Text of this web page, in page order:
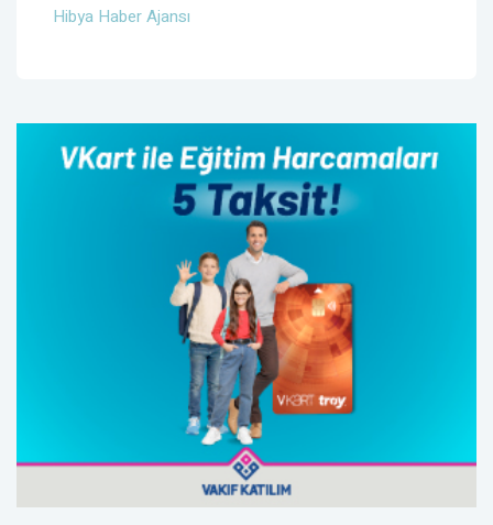
Hibya Haber Ajansı